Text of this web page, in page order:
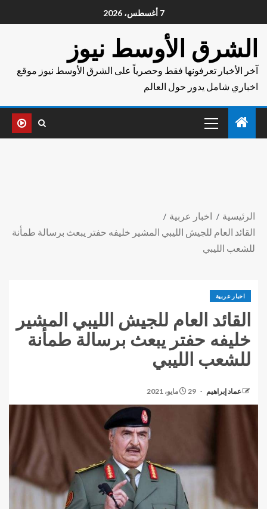
7 أغسطس، 2026
الشرق الأوسط نيوز
آخر الأخبار تعرفونها فقط وحصرياً على الشرق الأوسط نيوز موقع
اخباري شامل يدور حول العالم
الرئيسية
اخبار عربية
القائد العام للجيش الليبي المشير خليفه حفتر يبعث برسالة طمأنة
للشعب الليبي
اخبار عربية
القائد العام للجيش الليبي المشير
خليفه حفتر يبعث برسالة طمأنة
للشعب الليبي
عماد إبراهيم 29 مايو، 2021